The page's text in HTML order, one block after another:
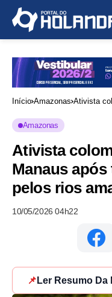
Início Amazonas Ativista
Amazonas
Ativista
Manaus após
pelos rios
10/05/2026 04h22
📌 Ler Resumo Da